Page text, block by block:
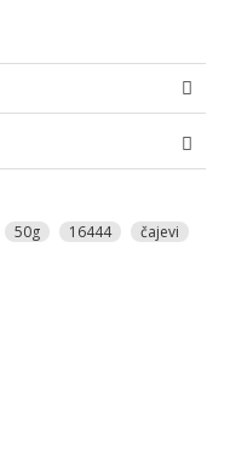
50g 16444 čajevi